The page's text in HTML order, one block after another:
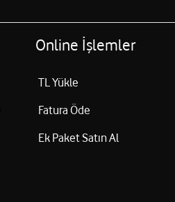
Online İşlemler
TL Yükle
Fatura Öde
Ek Paket Satın Al